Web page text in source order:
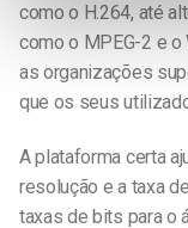
como o H.264, até
como o MPEG-2 e
as organizações
que os seus
A plataforma certa
resolução e a taxa
taxas de bits para o